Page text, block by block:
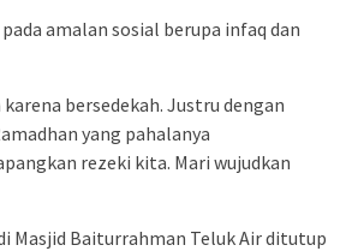
amalan sosial berupa infaq dan
bersedekah. Justru dengan
yang pahalanya
rezeki kita. Mari wujudkan
Masjid Baiturrahman Teluk Air ditutup